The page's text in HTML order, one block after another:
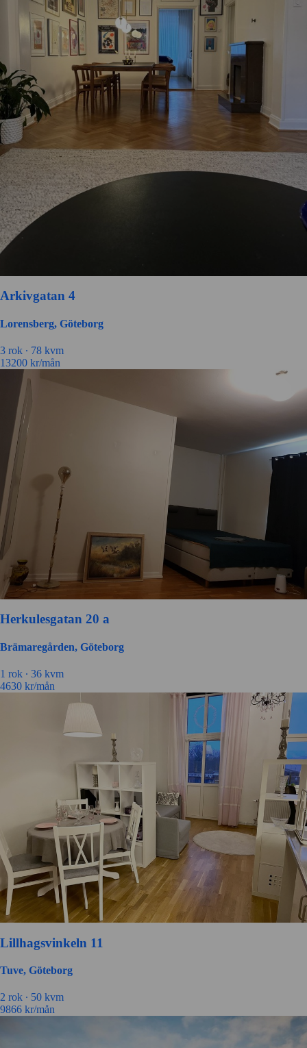
Arkivgatan 4
Lorensberg, Göteborg
3 rok ∙ 78 kvm
13200 kr/mån
Herkulesgatan 20 a
Brämaregården, Göteborg
1 rok ∙ 36 kvm
4630 kr/mån
Lillhagsvinkeln 11
Tuve, Göteborg
2 rok ∙ 50 kvm
9866 kr/mån